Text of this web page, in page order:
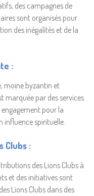
des campagnes de
sont organisés pour
des inégalités et de la
:
moine byzantin et
marquée par des services
pour la
influence spirituelle.
Clubs :
des Lions Clubs à
et des initiatives sont
Lions Clubs dans des